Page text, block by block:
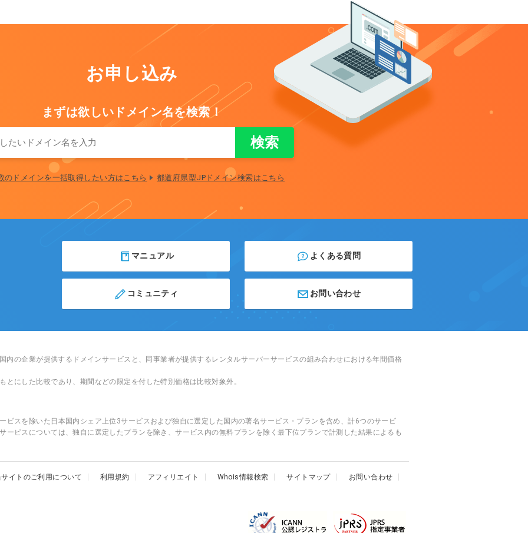
お申し込み
まずは欲しいドメイン名を検索！
のドメインを一括取得したい方はこちら 都道府県型JPドメイン検索はこちら
マニュアル よくある質問
コミュニティ お問い合わせ
内の企業が提供するドメインサービスと、同事業者が提供するレンタルサーバーサービスの組み合わせにおける年間価格
とにした比較であり、期間などの限定を付した特別価格は比較対象外。
ビスを除いた日本国内シェア上位3サービスおよび独自に選定した国内の著名サービス・プランを含め、計6つのサービ
ービスについては、独自に選定したプランを除き、サービス内の無料プランを除く最下位プランで計測した結果によるも
サイトのご利用について 利用規約 アフィリエイト Whois情報検索 サイトマップ お問い合わせ